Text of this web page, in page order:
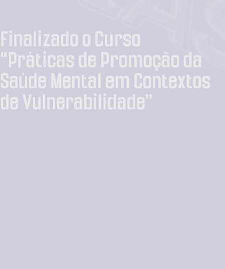
Finalizado o Curso
“Práticas de Promoção da
Saúde Mental em Contextos
de Vulnerabilidade”